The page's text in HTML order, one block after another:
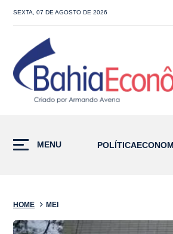
SEXTA, 07 DE AGOSTO DE 2026
MENU POLÍTICA
HOME MEI